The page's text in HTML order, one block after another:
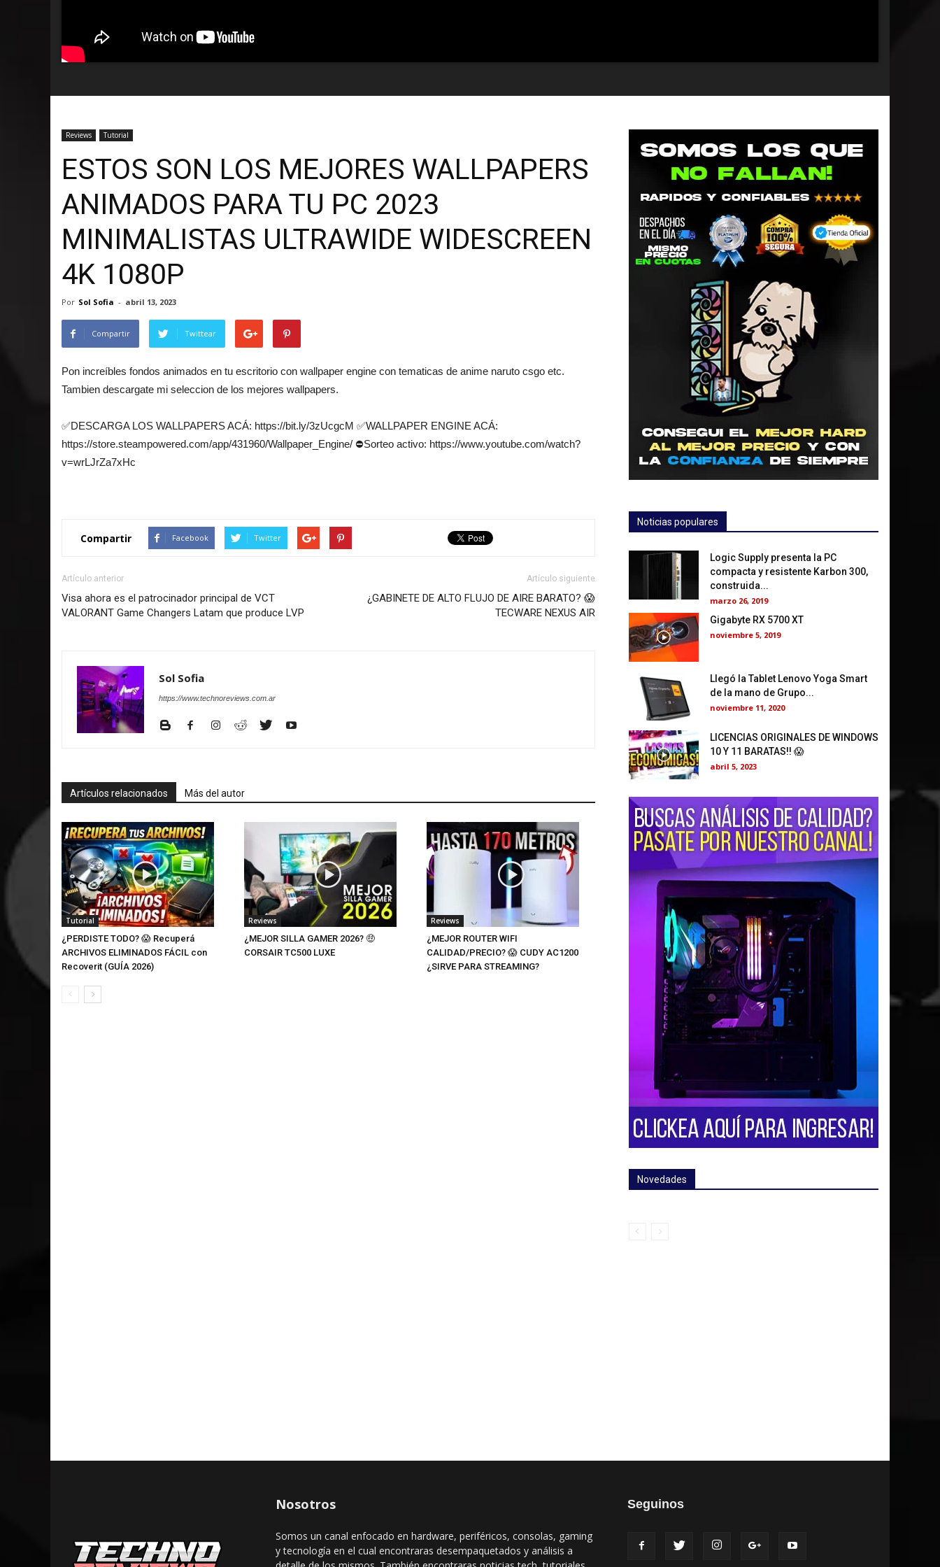
Reviews Tutorial
ESTOS SON LOS MEJORES WALLPAPERS
ANIMADOS PARA TU PC 2023
MINIMALISTAS ULTRAWIDE WIDESCREEN
4K 1080P
Por Sol Sofia - abril 13, 2023
Compartir Twittear
Pon increíbles fondos animados en tu escritorio con wallpaper engine con tematicas de anime naruto csgo etc.
Tambien descargate mi seleccion de los mejores wallpapers.
✅DESCARGA LOS WALLPAPERS ACÁ: https://bit.ly/3zUcgcM ✅WALLPAPER ENGINE ACÁ:
https://store.steampowered.com/app/431960/Wallpaper_Engine/ ⛔Sorteo activo: https://www.youtube.com/watch?
v=wrLJrZa7xHc
Compartir Facebook Twitter
Artículo anterior
Visa ahora es el patrocinador principal de VCT
VALORANT Game Changers Latam que produce LVP
Artículo siguiente
¿GABINETE DE ALTO FLUJO DE AIRE BARATO? 😱
TECWARE NEXUS AIR
Sol Sofia
https://www.technoreviews.com.ar
Artículos relacionados Más del autor
Tutorial
¿PERDISTE TODO? 😱 Recuperá
ARCHIVOS ELIMINADOS FÁCIL con
Recoverit (GUÍA 2026)
Reviews
¿MEJOR SILLA GAMER 2026? 🤑
CORSAIR TC500 LUXE
Reviews
¿MEJOR ROUTER WIFI
CALIDAD/PRECIO? 😱 CUDY AC1200
¿SIRVE PARA STREAMING?
Noticias populares
Logic Supply presenta la PC
compacta y resistente Karbon 300,
construida...
marzo 26, 2019
Gigabyte RX 5700 XT
noviembre 5, 2019
Llegó la Tablet Lenovo Yoga Smart
de la mano de Grupo...
noviembre 11, 2020
LICENCIAS ORIGINALES DE WINDOWS
10 Y 11 BARATAS!! 😱
abril 5, 2023
Novedades
Nosotros
Somos un canal enfocado en hardware, periféricos, consolas, gaming
y tecnología en el cual encontraras desempaquetados y análisis a
Seguinos